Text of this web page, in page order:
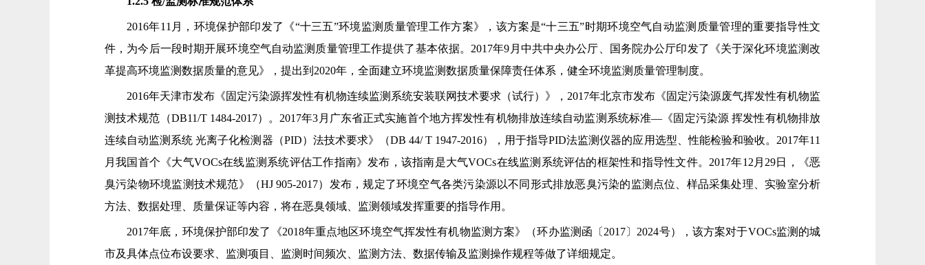
2016年11月，环境保护部印发了《“十三五”环境监测质量管理工作方案》，该方案是“十三五”时期环境空气自动监测质量管理的重要指导性文
件，为今后一段时期开展环境空气自动监测质量管理工作提供了基本依据。2017年9月中共中央办公厅、国务院办公厅印发了《关于深化环境监测改
革提高环境监测数据质量的意见》，提出到2020年，全面建立环境监测数据质量保障责任体系，健全环境监测质量管理制度。
2016年天津市发布《固定污染源挥发性有机物连续监测系统安装联网技术要求（试行）》，2017年北京市发布《固定污染源废气挥发性有机物监
测技术规范（DB11/T 1484-2017）。2017年3月广东省正式实施首个地方挥发性有机物排放连续自动监测系统标准—《固定污染源 挥发性有机物排放
连续自动监测系统 光离子化检测器（PID）法技术要求》（DB 44/ T 1947-2016），用于指导PID法监测仪器的应用选型、性能检验和验收。2017年11
月我国首个《大气VOCs在线监测系统评估工作指南》发布，该指南是大气VOCs在线监测系统评估的框架性和指导性文件。2017年12月29日，《恶
臭污染物环境监测技术规范》（HJ 905-2017）发布，规定了环境空气各类污染源以不同形式排放恶臭污染的监测点位、样品采集处理、实验室分析
方法、数据处理、质量保证等内容，将在恶臭领域、监测领域发挥重要的指导作用。
2017年底，环境保护部印发了《2018年重点地区环境空气挥发性有机物监测方案》（环办监测函〔2017〕2024号），该方案对于VOCs监测的城
市及具体点位布设要求、监测项目、监测时间频次、监测方法、数据传输及监测操作规程等做了详细规定。